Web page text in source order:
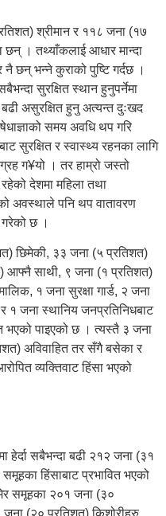
श्रीमान र ११८ जना (१७
छन् । तथ्याँकलाई आधार मान्दा
नै छन् भन्ने कुराको पुष्टि गर्दछ ।
सुरक्षित स्थान हुनुपर्नेमा
असुरक्षित हुनु अत्यन्त दुःखद
समय अवधि थप गरि
सुरक्षित र स्वास्थ्य रहनका लागि
ग¥यो । तर हाम्रो जस्तो
रहेको देशमा महिला तथा
अवस्थाले पनि थप वातावरण
गरेको छ ।
छिमेकी, ३३ जना (५ प्रतिशत)
आफ्नै साथी, ९ जना (१ प्रतिशत)
१ जना सुरक्षा गार्ड, २ जना
१ जना स्थानिय जनप्रतिनिधबाट
भएको पाइएको छ । त्यस्तै ३ जना
अविवाहित तर सँगै बसेका र
व्यक्तिवाट हिंसा भएको
हेर्दा सबैभन्दा बढी २१२ जना (३१
हिंसाबाट प्रभावित भएको
समूहका २०१ जना (३०
(२० प्रतिशत) किशोरीहरु